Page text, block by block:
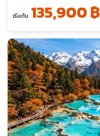
เริ่มต้น 135,900 ฿